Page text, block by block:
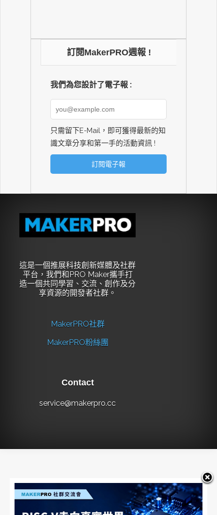
訂閱MakerPRO週報 !
我們為您設計了電子報 :
只需留下E-Mail，即可獲得最新的知
識文章分享和第一手的活動資訊 !
這是一個推展科技創新媒體及社群
平台，我們和PRO Maker攜手打
造一個共同學習、交流、創作及分
享資源的開發者社群。
MakerPRO社群
MakerPRO粉絲團
Contact
service@makerpro.cc